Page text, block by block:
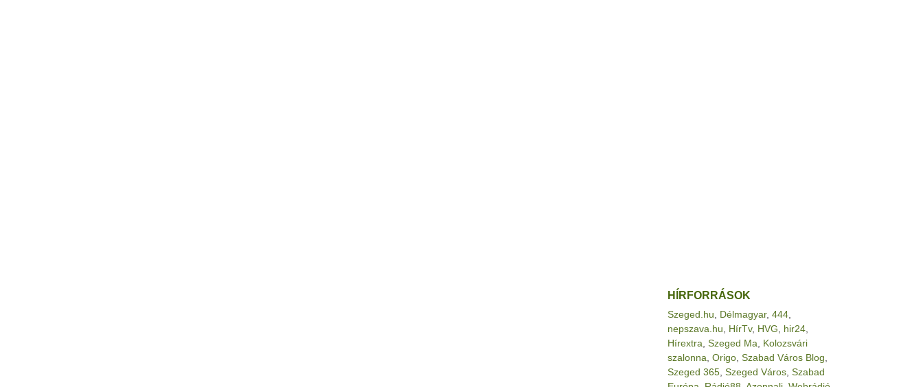
HÍRFORRÁSOK
Szeged.hu Délmagyar, 444
nepszava.hu
HírTv, HVG hir24
Hírextra Szeged Ma
Kolozsvári
szalonna Origo Szabad Város Blog
Szeged 365 Szeged Város Szabad